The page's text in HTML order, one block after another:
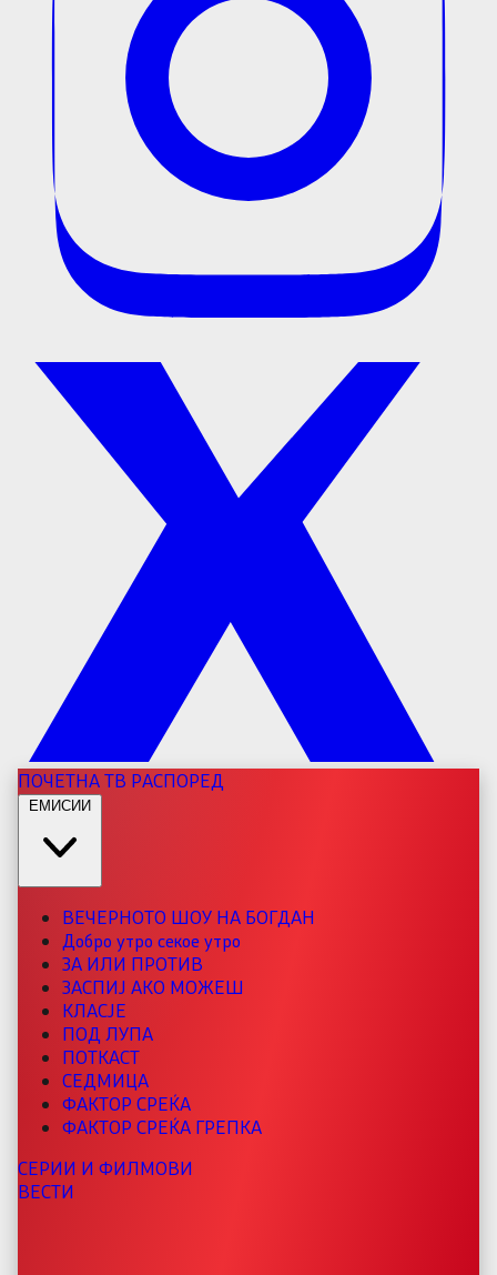
ПОЧЕТНАТВ РАСПОРЕД
ЕМИСИИ
ВЕЧЕРНОТО ШОУ НА БОГДАН
Добро утро секое утро
ЗА ИЛИ ПРОТИВ
ЗАСПИЈ АКО МОЖЕШ
КЛАСЈЕ
ПОД ЛУПА
ПОТКАСТ
СЕДМИЦА
ФАКТОР СРЕЌА
ФАКТОР СРЕЌА ГРЕПКА
СЕРИИ И ФИЛМОВИ
ВЕСТИ